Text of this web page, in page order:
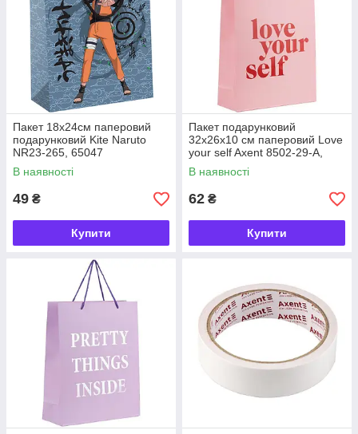
Пакет 18х24см паперовий
подарунковий Kite Naruto
NR23-265, 65047
В наявності
49 ₴
Купити
Пакет подарунковий
32x26x10 см паперовий Love
your self Axent 8502-29-A,
69568
В наявності
62 ₴
Купити